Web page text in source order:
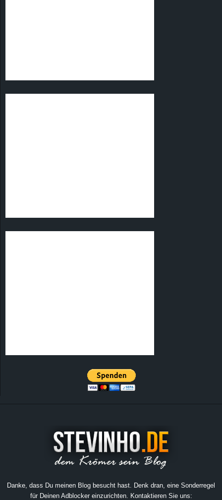
Danke, dass Du meinen Blog besucht hast. Denk dran, eine Sonderregel
für Deinen Adblocker einzurichten. Kontaktieren Sie uns: